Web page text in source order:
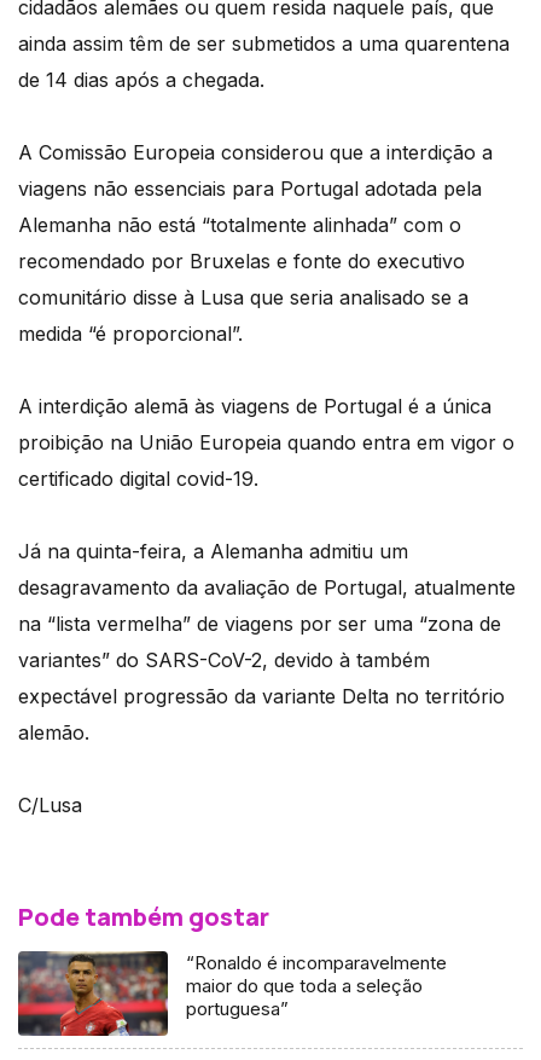
cidadãos alemães ou quem resida naquele país, que
ainda assim têm de ser submetidos a uma quarentena
de 14 dias após a chegada.
A Comissão Europeia considerou que a interdição a
viagens não essenciais para Portugal adotada pela
Alemanha não está “totalmente alinhada” com o
recomendado por Bruxelas e fonte do executivo
comunitário disse à Lusa que seria analisado se a
medida “é proporcional”.
A interdição alemã às viagens de Portugal é a única
proibição na União Europeia quando entra em vigor o
certificado digital covid-19.
Já na quinta-feira, a Alemanha admitiu um
desagravamento da avaliação de Portugal, atualmente
na “lista vermelha” de viagens por ser uma “zona de
variantes” do SARS-CoV-2, devido à também
expectável progressão da variante Delta no território
alemão.
C/Lusa
Pode também gostar
“Ronaldo é incomparavelmente
maior do que toda a seleção
portuguesa”